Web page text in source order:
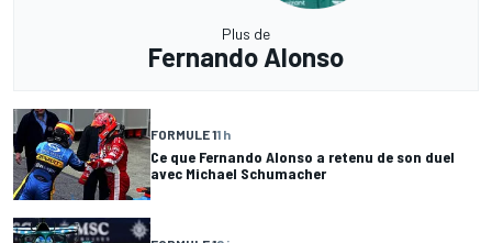
Plus de
Fernando Alonso
FORMULE 11 h
Ce que Fernando Alonso a retenu de son duel
avec Michael Schumacher